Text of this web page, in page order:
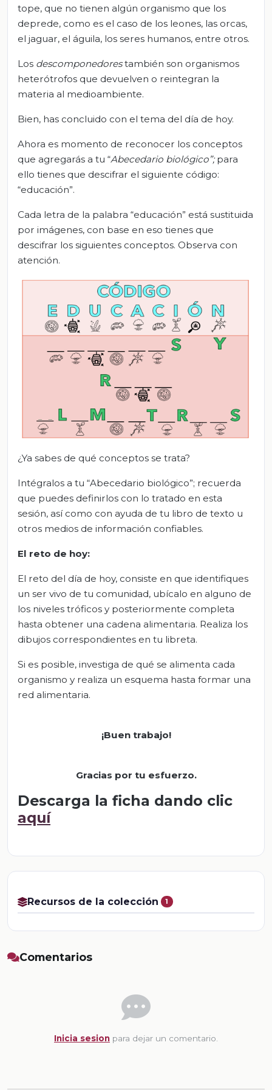
tope, que no tienen algún organismo que los
deprede, como es el caso de los leones, las orcas,
el jaguar, el águila, los seres humanos, entre otros.
Los descomponedorestambién son organismos
heterótrofos que devuelven o reintegran la
materia al medioambiente.
Bien, has concluido con el tema del día de hoy.
Ahora es momento de reconocer los conceptos
que agregarás a tu “Abecedario biológico”;para
ello tienes que descifrar el siguiente código:
“educación”.
Cada letra de la palabra “educación” está sustituida
por imágenes, con base en eso tienes que
descifrar los siguientes conceptos. Observa con
atención.
¿Ya sabes de qué conceptos se trata?
Intégralos a tu “Abecedario biológico”; recuerda
que puedes definirlos con lo tratado en esta
sesión, así como con ayuda de tu libro de texto u
otros medios de información confiables.
El reto de hoy:
El reto del día de hoy, consiste en que identifiques
un ser vivo de tu comunidad, ubícalo en alguno de
los niveles tróficos y posteriormente completa
hasta obtener una cadena alimentaria. Realiza los
dibujos correspondientes en tu libreta.
Si es posible, investiga de qué se alimenta cada
organismo y realiza un esquema hasta formar una
red alimentaria.
¡Buen trabajo!
Gracias por tu esfuerzo.
Descarga la ficha dando clic
aquí
Recursos de la colección 1
Comentarios
Inicia sesion para dejar un comentario.